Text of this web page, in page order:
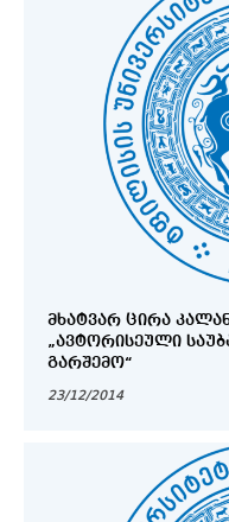
ᲛᲮᲐᲢᲕᲐᲠ ᲪᲘᲠᲐ
„ᲐᲕᲢᲝᲠᲘᲡᲔᲣᲚᲘ
ᲒᲐᲠᲨᲔᲛᲝ“
23/12/2014